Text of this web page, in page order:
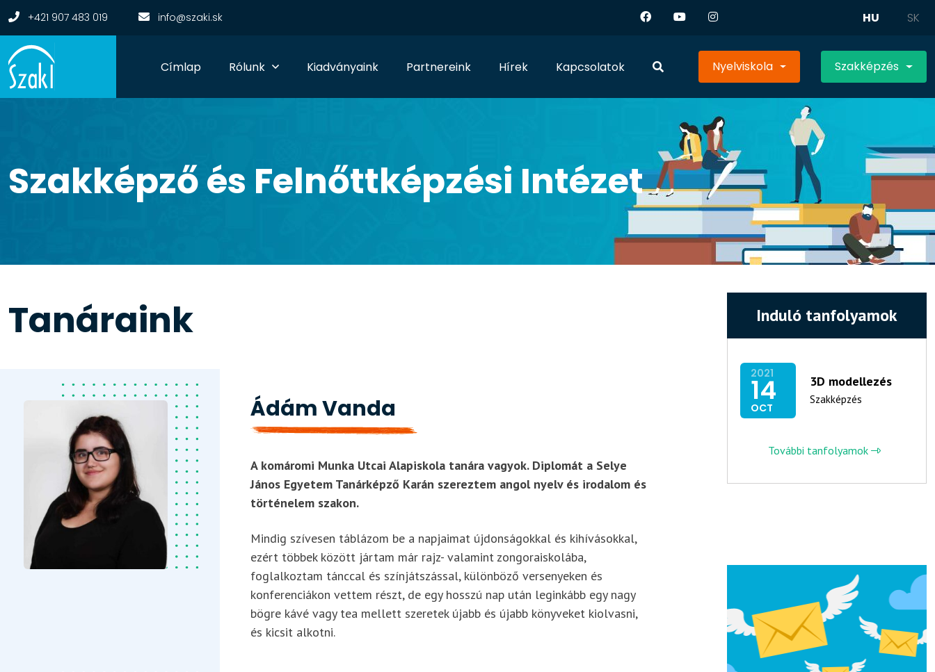
+421 907 483 019 info@szaki.sk HU SK
Címlap Rólunk Kiadványaink Partnereink Hírek Kapcsolatok Nyelviskola Szakképzés
Szakképző és Felnőttképzési Intézet
Tanáraink
Ádám Vanda
A komáromi Munka Utcai Alapiskola tanára vagyok. Diplomát a Selye
János Egyetem Tanárképző Karán szereztem angol nyelv és irodalom és
történelem szakon.
Mindig szívesen táblázom be a napjaimat újdonságokkal és kihívásokkal,
ezért többek között jártam már rajz- valamint zongoraiskolába,
foglalkoztam tánccal és színjátszással, különböző versenyeken és
konferenciákon vettem részt, de egy hosszú nap után leginkább egy nagy
bögre kávé vagy tea mellett szeretek újabb és újabb könyveket kiolvasni,
és kicsit alkotni.
Induló tanfolyamok
2021
14
OCT
3D modellezés
Szakképzés
További tanfolyamok